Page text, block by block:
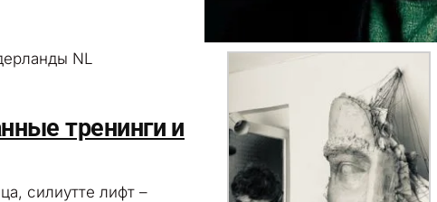
NL
тренинги и
силиутте лифт –